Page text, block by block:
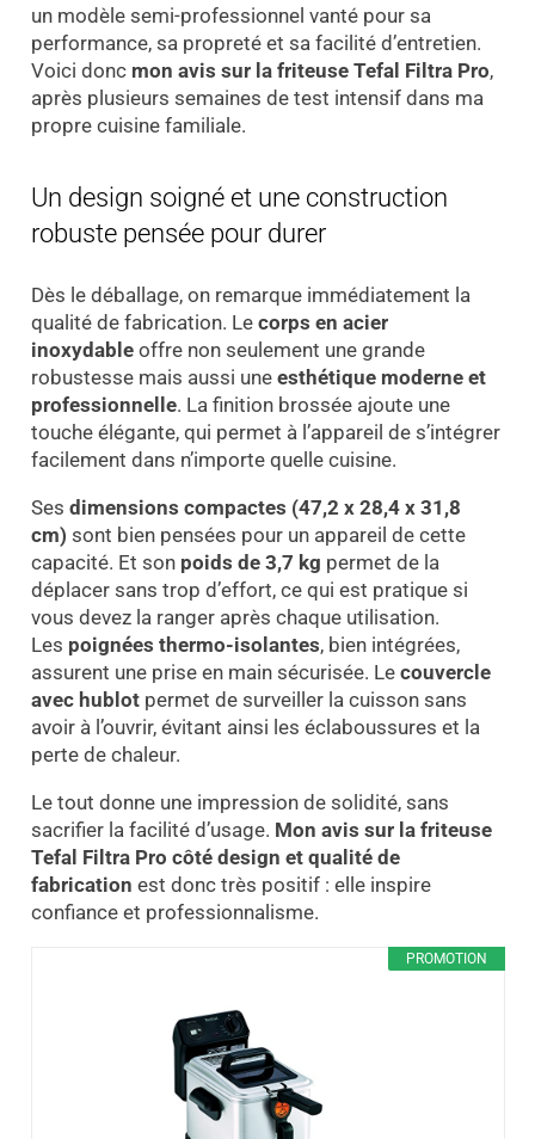
un modèle semi-professionnel vanté pour sa
performance, sa propreté et sa facilité d’entretien.
Voici donc mon avis sur la friteuse Tefal Filtra Pro,
après plusieurs semaines de test intensif dans ma
propre cuisine familiale.
Un design soigné et une construction
robuste pensée pour durer
Dès le déballage, on remarque immédiatement la
qualité de fabrication. Le corps en acier
inoxydableoffre non seulement une grande
robustesse mais aussi une esthétique moderne et
professionnelle. La finition brossée ajoute une
touche élégante, qui permet à l’appareil de s’intégrer
facilement dans n’importe quelle cuisine.
Ses dimensions compactes (47,2 x 28,4 x 31,8
cm) sont bien pensées pour un appareil de cette
capacité. Et son poids de 3,7 kg permet de la
déplacer sans trop d’effort, ce qui est pratique si
vous devez la ranger après chaque utilisation.
Les poignées thermo-isolantes, bien intégrées,
assurent une prise en main sécurisée. Le couvercle
avec hublotpermet de surveiller la cuisson sans
avoir à l’ouvrir, évitant ainsi les éclaboussures et la
perte de chaleur.
Le tout donne une impression de solidité, sans
sacrifier la facilité d’usage. Mon avis sur la friteuse
Tefal Filtra Pro côté design et qualité de
fabrication est donc très positif : elle inspire
confiance et professionnalisme.
PROMOTION